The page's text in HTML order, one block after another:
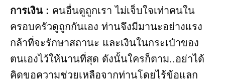
การเงิน : คนอื่นดูถูกเรา ไม่เจ็บใจเท่าคนใน
ครอบครัวดูถูกกันเอง ท่านจึงมีมานะอย่างแรง
กล้าที่จะรักษาสถานะ และเงินในกระเป๋าของ
ตนเองไว้ให้นานที่สุด ดังนั้นใครก็ตาม..อย่าได้
คิดขอความช่วยเหลือจากท่านโดยไร้ข้อแลก